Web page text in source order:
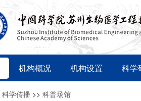
机构概况 机构设置 科学
科学传播 >> 科普场馆